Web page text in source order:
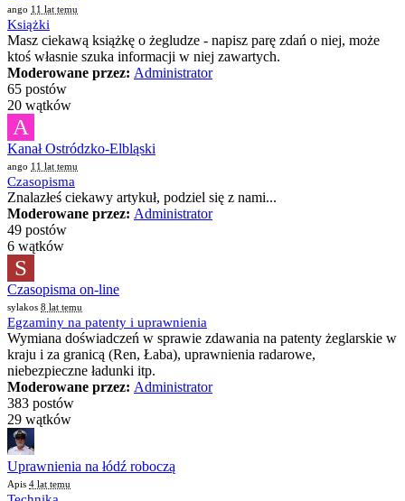
ango 11 lat temu
Książki
Masz ciekawą książkę o żegludze - napisz parę zdań o niej, może
ktoś własnie szuka informacji w niej zawartych.
Moderowane przez: Administrator
65 postów
20 wątków
A
Kanał Ostródzko-Elbląski
ango 11 lat temu
Czasopisma
Znalazłeś ciekawy artykuł, podziel się z nami...
Moderowane przez: Administrator
49 postów
6 wątków
S
Czasopisma on-line
sylakos 8 lat temu
Egzaminy na patenty i uprawnienia
Wymiana doświadczeń w sprawie zdawania na patenty żeglarskie w
kraju i za granicą (Ren, Łaba), uprawnienia radarowe,
niebezpieczne ładunki itp.
Moderowane przez: Administrator
383 postów
29 wątków
Uprawnienia na łódź roboczą
Apis 4 lat temu